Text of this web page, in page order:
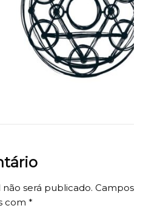
será publicado. Campos
com *